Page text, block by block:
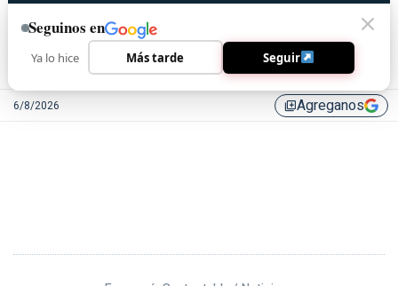
6/8/2026 library_addAgreganos
Seguinos en
Ya lo hice Más tarde Seguir